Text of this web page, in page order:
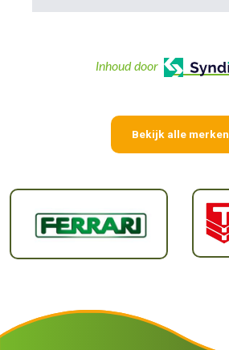
Inhoud door
Bekijk alle merken